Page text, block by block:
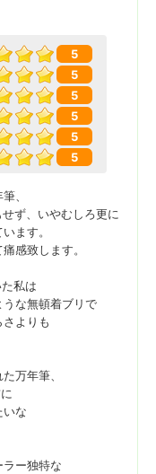
5
5
5
5
5
5
、
ず、いやむしろ更に
ます。
感致します。
私は
な無頓着ブリで
よりも
万年筆、
いな
ー独特な